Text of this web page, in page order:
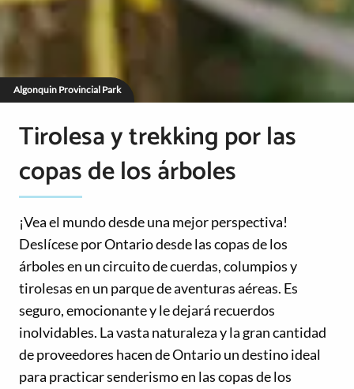
Algonquin Provincial Park
Tirolesa y trekking por las
copas de los árboles
¡Vea el mundo desde una mejor perspectiva!
Deslícese por Ontario desde las copas de los
árboles en un circuito de cuerdas, columpios y
tirolesas en un parque de aventuras aéreas. Es
seguro, emocionante y le dejará recuerdos
inolvidables. La vasta naturaleza y la gran cantidad
de proveedores hacen de Ontario un destino ideal
para practicar senderismo en las copas de los